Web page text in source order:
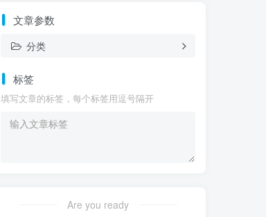
文章参数
分类
标签
填写文章的标签，每个标签用逗号隔开
Are you ready